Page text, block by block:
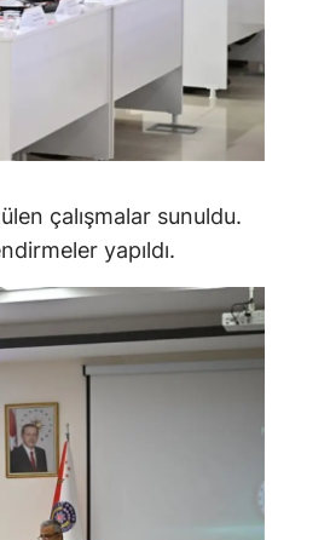
çalışmalar sunuldu.
yapıldı.